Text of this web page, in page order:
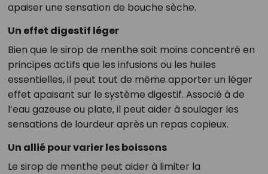
apaiser une sensation de bouche sèche.
Un effet digestif léger
Bien que le sirop de menthe soit moins concentré en
principes actifs que les infusions ou les huiles
essentielles, il peut tout de même apporter un léger
effet apaisant sur le système digestif. Associé à de
l’eau gazeuse ou plate, il peut aider à soulager les
sensations de lourdeur après un repas copieux.
Un allié pour varier les boissons
Le sirop de menthe peut aider à limiter la